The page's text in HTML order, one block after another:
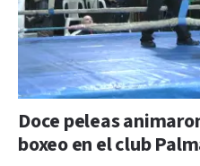
Doce peleas
boxeo en el club